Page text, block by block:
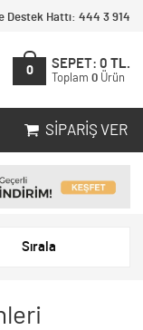
Destek Hattı: 444 3 914
0
SEPET: 0 TL.
Toplam 0 Ürün
SIPARIŞ VER
Sırala